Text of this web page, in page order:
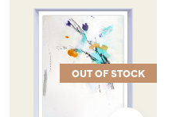
OUT OF STOCK